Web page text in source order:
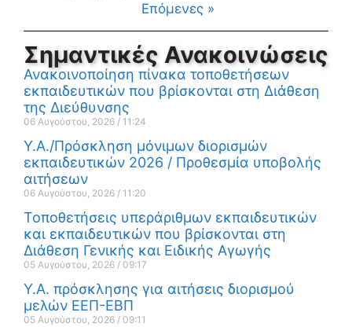
Επόμενες »
Σημαντικές Ανακοινώσεις
Ανακοινοποίηση πίνακα τοποθετήσεων
εκπαιδευτικών που βρίσκονται στη Διάθεση
της Διεύθυνσης
06 Αυγούστου, 2026 11:24
Υ.Α./Πρόσκληση μόνιμων διορισμών
εκπαιδευτικών 2026 / Προθεσμία υποβολής
αιτήσεων
06 Αυγούστου, 2026 11:20
Τοποθετήσεις υπεράριθμων εκπαιδευτικών
και εκπαιδευτικών που βρίσκονται στη
Διάθεση Γενικής και Ειδικής Αγωγής
05 Αυγούστου, 2026 09:17
Υ.Α. πρόσκλησης για αιτήσεις διορισμού
μελών ΕΕΠ-ΕΒΠ
05 Αυγούστου, 2026 09:11